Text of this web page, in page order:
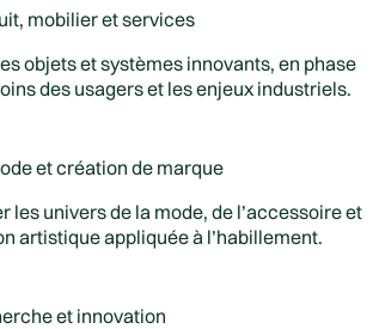
mobilier et services
objets et systèmes innovants, en phase
des usagers et les enjeux industriels.
et création de marque
les univers de la mode, de l’accessoire et
artistique appliquée à l’habillement.
et innovation